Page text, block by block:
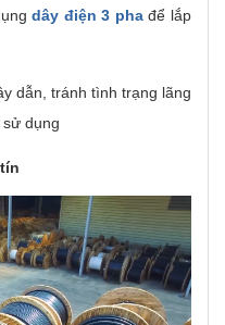
dây điện 3 phađể lắp
dẫn, tránh tình trạng lãng
dụng